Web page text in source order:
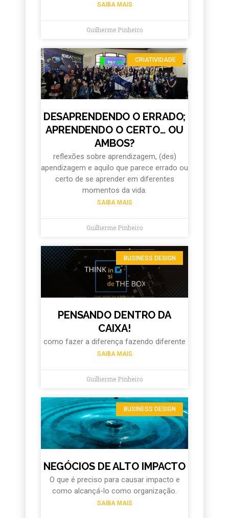
SAIBA MAIS
Guilherme Pinheiro
CRIATIVIDADE
DESAPRENDENDO O ERRADO;
APRENDENDO O CERTO… OU
AMBOS?
reflexões sobre aprendizagem, (des)
apendizagem e aquilo que parece errado ou
certo de se aprender em diferentes
momentos da vida.
SAIBA MAIS
Guilherme Pinheiro
BUSINESS DESIGN
PENSANDO DENTRO DA
CAIXA!
como fazer a diferença fazendo diferente
SAIBA MAIS
Guilherme Pinheiro
BUSINESS DESIGN
NEGÓCIOS DE ALTO IMPACTO
O que é preciso para causar impacto e
como alcançá-lo como organização.
SAIBA MAIS